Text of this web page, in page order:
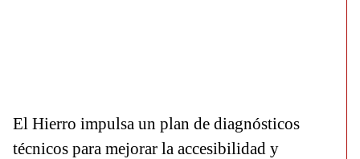
El Hierro impulsa un plan de diagnósticos
técnicos para mejorar la accesibilidad y